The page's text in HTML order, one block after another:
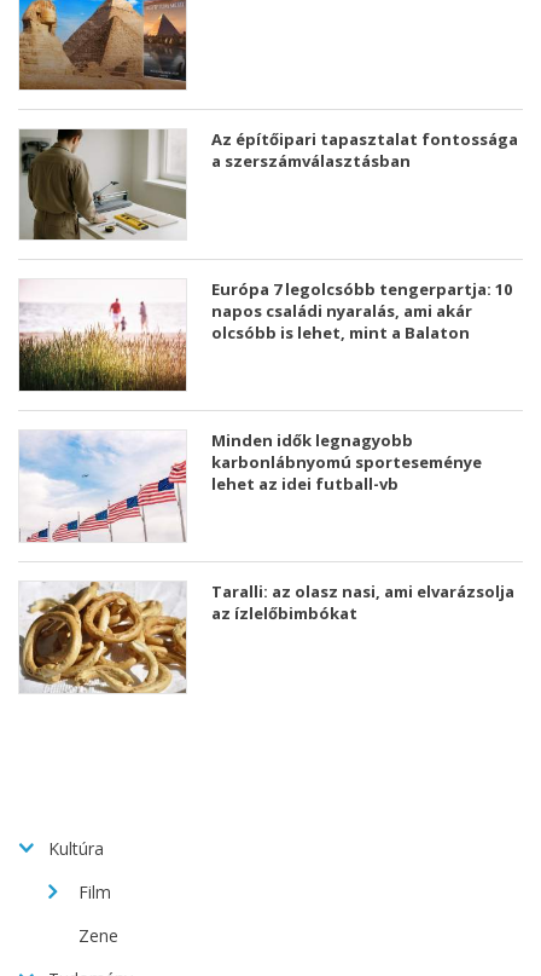
Az építőipari tapasztalat fontossága
a szerszámválasztásban
Európa 7 legolcsóbb tengerpartja: 10
napos családi nyaralás, ami akár
olcsóbb is lehet, mint a Balaton
Minden idők legnagyobb
karbonlábnyomú sporteseménye
lehet az idei futball-vb
Taralli: az olasz nasi, ami elvarázsolja
az ízlelőbimbókat
Kultúra
Film
Zene